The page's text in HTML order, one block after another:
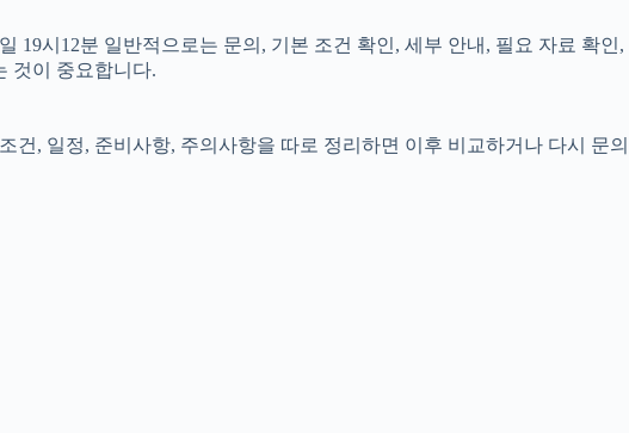
19시12분 일반적으로는 문의, 기본 조건 확인, 세부 안내, 필요 자료 확인,
것이 중요합니다.
건, 일정, 준비사항, 주의사항을 따로 정리하면 이후 비교하거나 다시 문의